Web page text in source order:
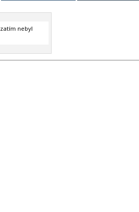
zatím nebyl